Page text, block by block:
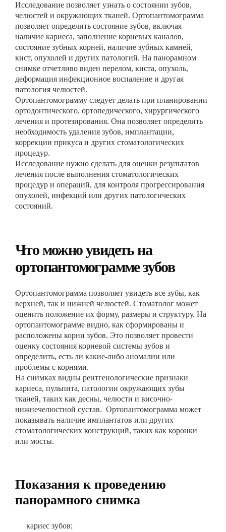
Исследование позволяет узнать о состоянии зубов,
челюстей и окружающих тканей. Ортопантомограмма
позволяет определить состояние зубов, включая
наличие кариеса, заполнение корневых каналов,
состояние зубных корней, наличие зубных камней,
кист, опухолей и других патологий. На панорамном
снимке отчетливо виден перелом, киста, опухоль,
деформация инфекционное воспаление и другая
патология челюстей.
Ортопантомограмму следует делать при планировании
ортодонтического, ортопедического, хирургического
лечения и протезирования. Она позволяет определить
необходимость удаления зубов, имплантации,
коррекции прикуса и других стоматологических
процедур.
Исследование нужно сделать для оценки результатов
лечения после выполнения стоматологических
процедур и операций, для контроля прогрессирования
опухолей, инфекций или других патологических
состояний.
Что можно увидеть на
ортопантомограмме зубов
Ортопантомограмма позволяет увидеть все зубы, как
верхней, так и нижней челюстей. Стоматолог может
оценить положение их форму, размеры и структуру. На
ортопантомограмме видно, как сформированы и
расположены корни зубов. Это позволяет провести
оценку состояния корневой системы зубов и
определить, есть ли какие-либо аномалии или
проблемы с корнями.
На снимках видны рентгенологические признаки
кариеса, пульпита, патологии окружающих зубы
тканей, таких как десны, челюсти и височно-
нижнечелюстной сустав. Ортопантомограмма может
показывать наличие имплантатов или других
стоматологических конструкций, таких как коронки
или мосты.
Показания к проведению
панорамного снимка
кариес зубов;